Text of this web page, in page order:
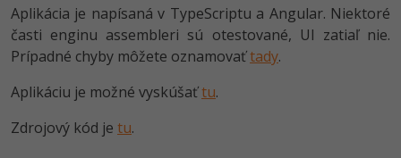
Business
Copywriting -30%
MS Office
Adobe Lightroom
Adobe XD -15%
Adobe InDesign -25%
Adobe After Effects
Aplikácia je napísaná v TypeScriptu a Angular. Niektoré
časti enginu assembleri sú otestované, UI zatiaľ nie.
Prípadné chyby môžete oznamovaťtady.
Aplikáciu je možné vyskúšaťtu.
Zdrojový kód je tu.